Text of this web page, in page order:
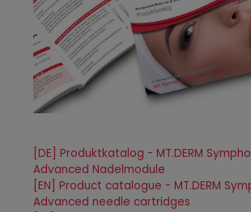
[DE] Produktkatalog - MT.DERM
Advanced Nadelmodule
[EN] Product catalogue - MT.DERM
Advanced needle cartridges